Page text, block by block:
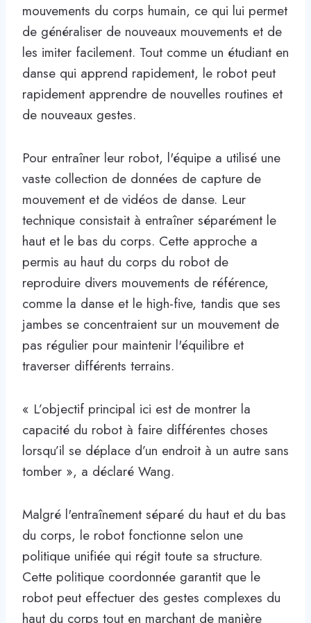
mouvements du corps humain, ce qui lui permet
de généraliser de nouveaux mouvements et de
les imiter facilement. Tout comme un étudiant en
danse qui apprend rapidement, le robot peut
rapidement apprendre de nouvelles routines et
de nouveaux gestes.
Pour entraîner leur robot, l'équipe a utilisé une
vaste collection de données de capture de
mouvement et de vidéos de danse. Leur
technique consistait à entraîner séparément le
haut et le bas du corps. Cette approche a
permis au haut du corps du robot de
reproduire divers mouvements de référence,
comme la danse et le high-five, tandis que ses
jambes se concentraient sur un mouvement de
pas régulier pour maintenir l'équilibre et
traverser différents terrains.
« L’objectif principal ici est de montrer la
capacité du robot à faire différentes choses
lorsqu’il se déplace d’un endroit à un autre sans
tomber », a déclaré Wang.
Malgré l'entraînement séparé du haut et du bas
du corps, le robot fonctionne selon une
politique unifiée qui régit toute sa structure.
Cette politique coordonnée garantit que le
robot peut effectuer des gestes complexes du
haut du corps tout en marchant de manière